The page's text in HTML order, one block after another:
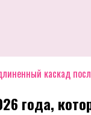
каскад
года,